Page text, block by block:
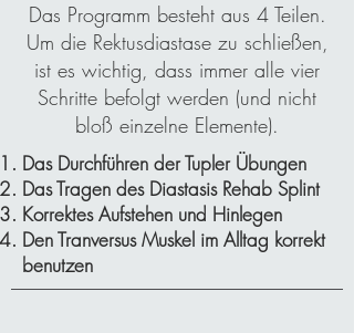
Das Programm besteht aus 4 Teilen.
Um die Rektusdiastase zu schließen,
ist es wichtig, dass immer alle vier
Schritte befolgt werden (und nicht
bloß einzelne Elemente).
Das Durchführen der Tupler Übungen
Das Tragen des Diastasis Rehab Splint
Korrektes Aufstehen und Hinlegen
Den Tranversus Muskel im Alltag korrekt
benutzen